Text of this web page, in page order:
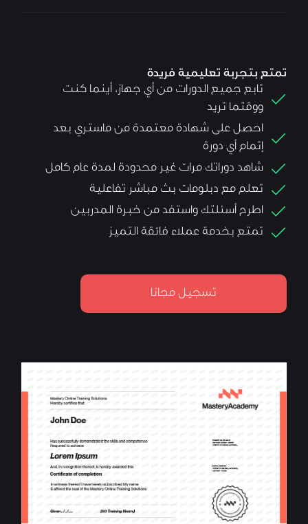
تمتع بتجربة تعليمية فريدة
تابع جميع الدورات من أي جهاز، أينما كنت
ووقتما تريد
احصل على شهادة معتمدة من ماستري بعد
إتمام أي دورة
شاهد دوراتك مرات غير محدودة لمدة عام كامل
تعلم مع دبلومات بث مباشر تفاعلية
اطرح أسئلتك واستفد من خبرة المدربين
تمتع بخدمة عملاء فائقة التميز
تسجيل مجانا